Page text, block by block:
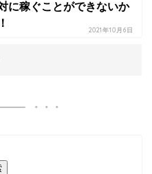
に稼ぐことができないか
2021年10月6日